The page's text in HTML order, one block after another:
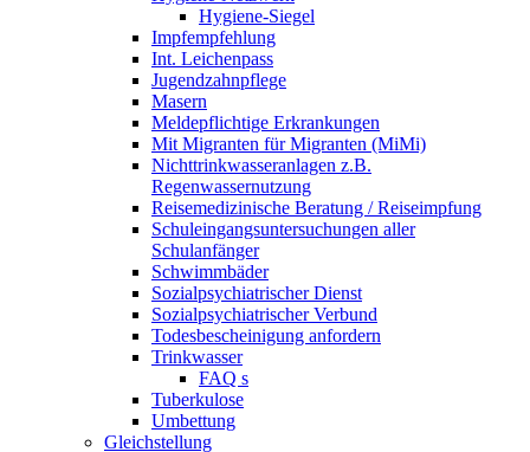
Hygiene-Siegel
Impfempfehlung
Int. Leichenpass
Jugendzahnpflege
Masern
Meldepflichtige Erkrankungen
Mit Migranten für Migranten (MiMi)
Nichttrinkwasseranlagen z.B.
Regenwassernutzung
Reisemedizinische Beratung / Reiseimpfung
Schuleingangsuntersuchungen aller
Schulanfänger
Schwimmbäder
Sozialpsychiatrischer Dienst
Sozialpsychiatrischer Verbund
Todesbescheinigung anfordern
Trinkwasser
FAQ s
Tuberkulose
Umbettung
Gleichstellung